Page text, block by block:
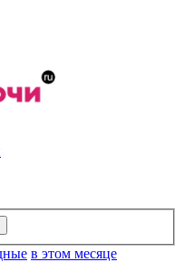
в этом месяце